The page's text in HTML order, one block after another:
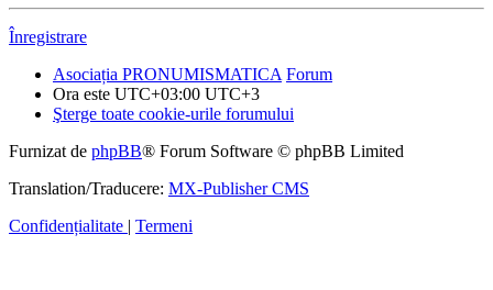
Înregistrare
Asociația PRONUMISMATICA Forum
Ora este UTC+03:00 UTC+3
Şterge toate cookie-urile forumului
Furnizat de phpBB® Forum Software © phpBB Limited
Translation/Traducere: MX-Publisher CMS
Confidențialitate | Termeni